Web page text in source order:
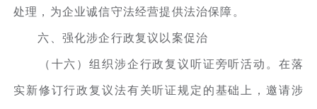
处理，为企业诚信守法经营提供法治保障。
六、强化涉企行政复议以案促治
（十六）组织涉企行政复议听证旁听活动。在落
实新修订行政复议法有关听证规定的基础上，邀请涉